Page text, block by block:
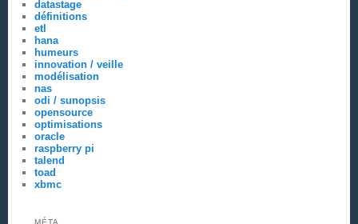
datastage
définitions
etl
hana
humeurs
innovation / veille
modélisation
nas
odi / sunopsis
opensource
optimisations
oracle
raspberry pi
talend
toad
xbmc
MÉTA